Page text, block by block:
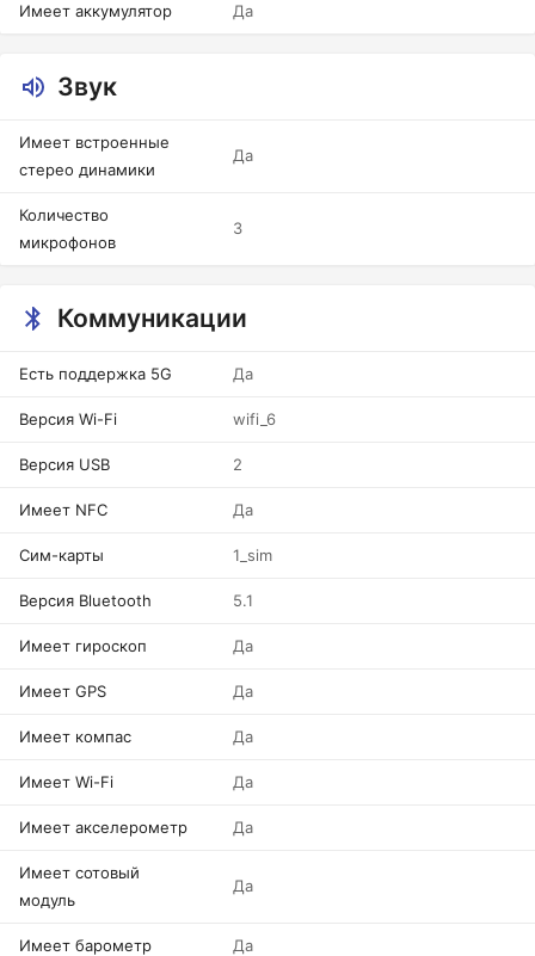
Имеет аккумулятор Да
Звук
Имеет встроенные
стерео динамики
Да
Количество
микрофонов
3
Коммуникации
Есть поддержка 5G Да
Версия Wi-Fi wifi_6
Версия USB 2
Имеет NFC Да
Сим-карты 1_sim
Версия Bluetooth 5.1
Имеет гироскоп Да
Имеет GPS Да
Имеет компас Да
Имеет Wi-Fi Да
Имеет акселерометр Да
Имеет сотовый
модуль
Да
Имеет барометр Да